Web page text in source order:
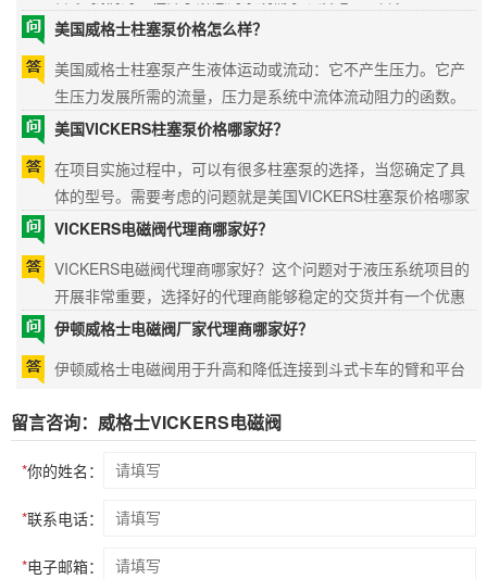
美国威格士柱塞泵产生液体运动或流动：它不产生压力。它产
美国威格士柱塞泵价格怎么样？小编通过这篇文章为您介
绍。...
美国VICKERS柱塞泵价格哪家好？
在项目实施过程中，可以有很多柱塞泵的选择，当您确定了具
好？小编推荐大连佰德工程技术有限公司。我司经验丰富，价
格优惠。...
VICKERS电磁阀代理商哪家好？
VICKERS电磁阀代理商哪家好？这个问题对于液压系统项目的
价格。大连佰德工程技术有限公司为你介绍如何选择代理
商。...
伊顿威格士电磁阀厂家代理商哪家好？
伊顿威格士电磁阀用于升高和降低连接到斗式卡车的臂和平台
有设计成三通或更多通口的电磁阀类型。伊顿威格士电磁阀厂
家代理商哪家好？接下来小编为您介绍。...
VICKERS凭借遍布全球的制造和设计基地，我们“说您的语
是什么牌子？小编接下来给您介绍。...
美国威格士柱塞泵产生液体运动或流动：它不产生压力。它产
生压力发展所需的流量，压力是系统中流体流动阻力的函数。
留言咨询：威格士VICKERS电磁阀
*你的姓名：
*联系电话：
*电子邮箱：